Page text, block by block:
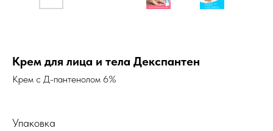
Крем для лица и тела Декспантен
Крем с Д-пантенолом 6%
Упаковка